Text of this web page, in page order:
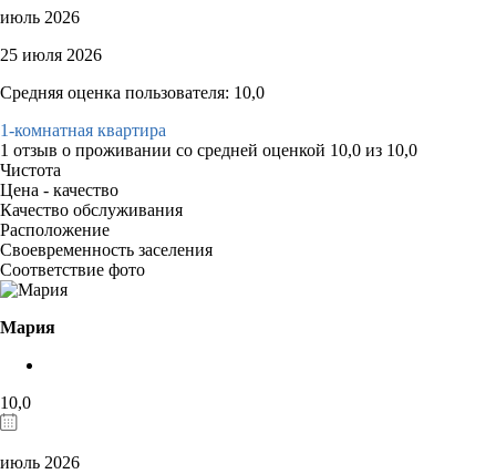
июль 2026
25 июля 2026
Средняя оценка пользователя: 10,0
1-комнатная квартира
1 отзыв о проживании со средней оценкой 10,0 из 10,0
Чистота
Цена - качество
Качество обслуживания
Расположение
Своевременность заселения
Соответствие фото
Мария
10,0
июль 2026